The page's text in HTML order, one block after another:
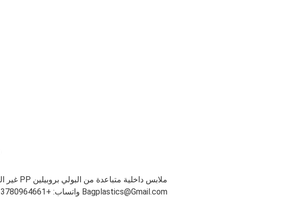
ملابس داخلية متباعدة من البولي بروبيلين PP غير المنسوجة ملابس داخلية من نوع T-back
Bagplastics@Gmail.com واتساب: +8613780964661